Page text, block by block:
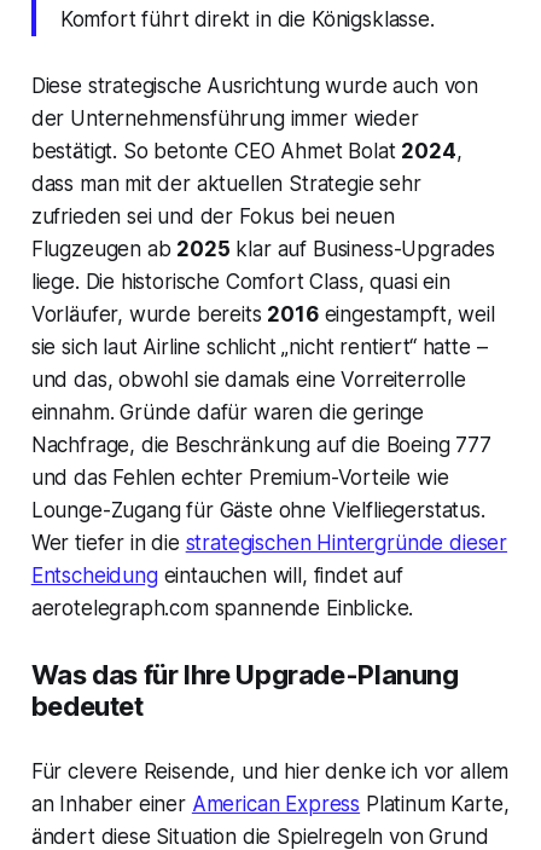
Komfort führt direkt in die Königsklasse.
Diese strategische Ausrichtung wurde auch von
der Unternehmensführung immer wieder
bestätigt. So betonte CEO Ahmet Bolat 2024,
dass man mit der aktuellen Strategie sehr
zufrieden sei und der Fokus bei neuen
Flugzeugen ab 2025 klar auf Business-Upgrades
liege. Die historische Comfort Class, quasi ein
Vorläufer, wurde bereits 2016eingestampft, weil
sie sich laut Airline schlicht „nicht rentiert“ hatte –
und das, obwohl sie damals eine Vorreiterrolle
einnahm. Gründe dafür waren die geringe
Nachfrage, die Beschränkung auf die Boeing 777
und das Fehlen echter Premium-Vorteile wie
Lounge-Zugang für Gäste ohne Vielfliegerstatus.
Wer tiefer in die strategischen Hintergründe dieser
Entscheidungeintauchen will, findet auf
aerotelegraph.com spannende Einblicke.
Was das für Ihre Upgrade-Planung
bedeutet
Für clevere Reisende, und hier denke ich vor allem
an Inhaber einer American Express Platinum Karte,
ändert diese Situation die Spielregeln von Grund